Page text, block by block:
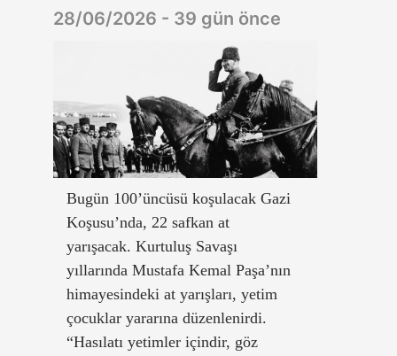
28/06/2026 - 39 gün önce
Bugün 100’üncüsü koşulacak Gazi
Koşusu’nda, 22 safkan at
yarışacak. Kurtuluş Savaşı
yıllarında Mustafa Kemal Paşa’nın
himayesindeki at yarışları, yetim
çocuklar yararına düzenlenirdi.
“Hasılatı yetimler içindir, göz